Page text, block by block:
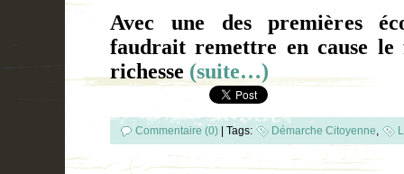
Avec une des premières
faudrait remettre en cause
richesse (suite…)
Commentaire (0) | Tags: Démarche Citoyenne